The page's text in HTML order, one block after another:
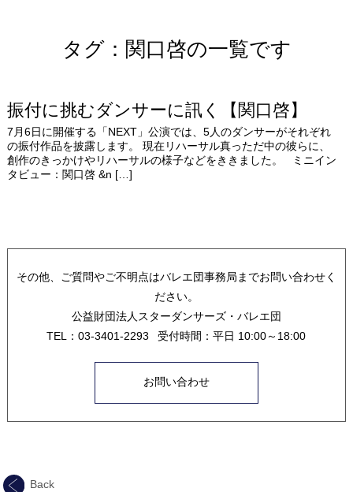
タグ：関口啓の一覧です
振付に挑むダンサーに訊く【関口啓】
7月6日に開催する「NEXT」公演では、5人のダンサーがそれぞれ
の振付作品を披露します。 現在リハーサル真っただ中の彼らに、
創作のきっかけやリハーサルの様子などをききました。 ミニイン
タビュー：関口啓 &n […]
その他、ご質問やご不明点はバレエ団事務局までお問い合わせく
ださい。
公益財団法人スターダンサーズ・バレエ団
TEL：03-3401-2293 受付時間：平日 10:00～18:00
お問い合わせ
Back